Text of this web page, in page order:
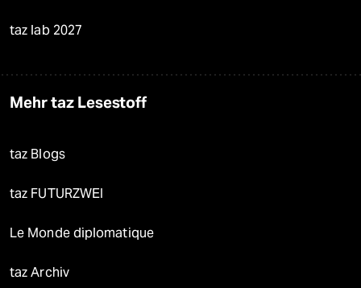
taz lab 2027
Mehr taz Lesestoff
taz Blogs
taz FUTURZWEI
Le Monde diplomatique
taz Archiv